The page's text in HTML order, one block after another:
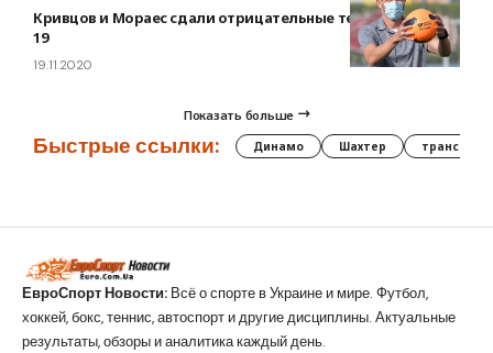
Кривцов и Мораес сдали отрицательные тесты на COVID-
19
19.11.2020
Показать больше
Быстрые ссылки: Динамо Шахтер трансферы
ЕвроСпорт Новости: Всё о спорте в Украине и мире. Футбол,
хоккей, бокс, теннис, автоспорт и другие дисциплины. Актуальные
результаты, обзоры и аналитика каждый день.